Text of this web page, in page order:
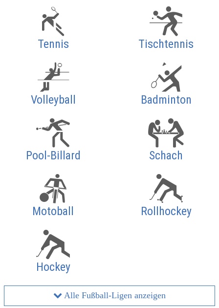
Tennis Tischtennis
Volleyball Badminton
Pool-Billard Schach
Motoball Rollhockey
Hockey
Alle Fußball-Ligen anzeigen